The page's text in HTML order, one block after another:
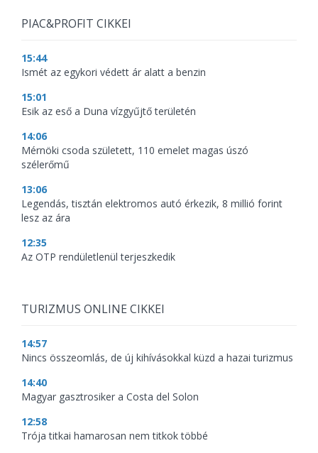
PIAC&PROFIT CIKKEI
15:44
Ismét az egykori védett ár alatt a benzin
15:01
Esik az eső a Duna vízgyűjtő területén
14:06
Mérnöki csoda született, 110 emelet magas úszó
szélerőmű
13:06
Legendás, tisztán elektromos autó érkezik, 8 millió forint
lesz az ára
12:35
Az OTP rendületlenül terjeszkedik
TURIZMUS ONLINE CIKKEI
14:57
Nincs összeomlás, de új kihívásokkal küzd a hazai turizmus
14:40
Magyar gasztrosiker a Costa del Solon
12:58
Trója titkai hamarosan nem titkok többé